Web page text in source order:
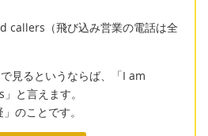
callers（飛び込み営業の電話は全
見るというならば、「I am
と言えます。
のことです。